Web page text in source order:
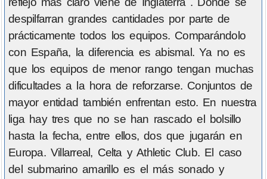
despilfarran grandes cantidades por parte de
prácticamente todos los equipos. Comparándolo
con España, la diferencia es abismal. Ya no es
que los equipos de menor rango tengan muchas
dificultades a la hora de reforzarse. Conjuntos de
mayor entidad también enfrentan esto. En nuestra
liga hay tres que no se han rascado el bolsillo
hasta la fecha, entre ellos, dos que jugarán en
Europa. Villarreal, Celta y Athletic Club. El caso
del submarino amarillo es el más sonado y